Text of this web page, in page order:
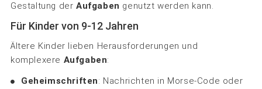
Gestaltung der Aufgaben genutzt werden kann.
Für Kinder von 9-12 Jahren
Ältere Kinder lieben Herausforderungen und
komplexere Aufgaben:
Geheimschriften: Nachrichten in Morse-Code oder